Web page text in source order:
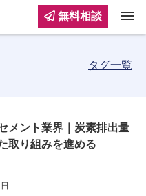
タグ一覧
メント業界｜炭素排出量
取り組みを進める
無料相談 menu